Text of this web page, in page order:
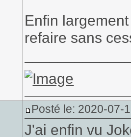
Enfin
refaire sans
Posté le: 2020-07-
J'ai enfin vu